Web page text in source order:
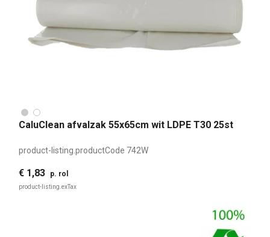
CaluClean afvalzak 55x65cm wit LDPE T30 25st
product-listing.productCode 742W
€ 1,83 p. rol
product-listing.exTax